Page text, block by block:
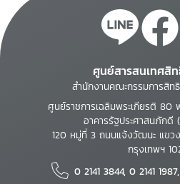
ศูนย์สารสนเทศสิ
สำนักงานคณะกรรมการสิท
ศูนย์ราชการเฉลิมพระเกียรติ 80
อาคารรัฐประศาสนภักดี
120 หมู่ที่ 3 ถนนแจ้งวัฒนะ แขว
กรุงเทพฯ
0 2141 3844, 0 2141